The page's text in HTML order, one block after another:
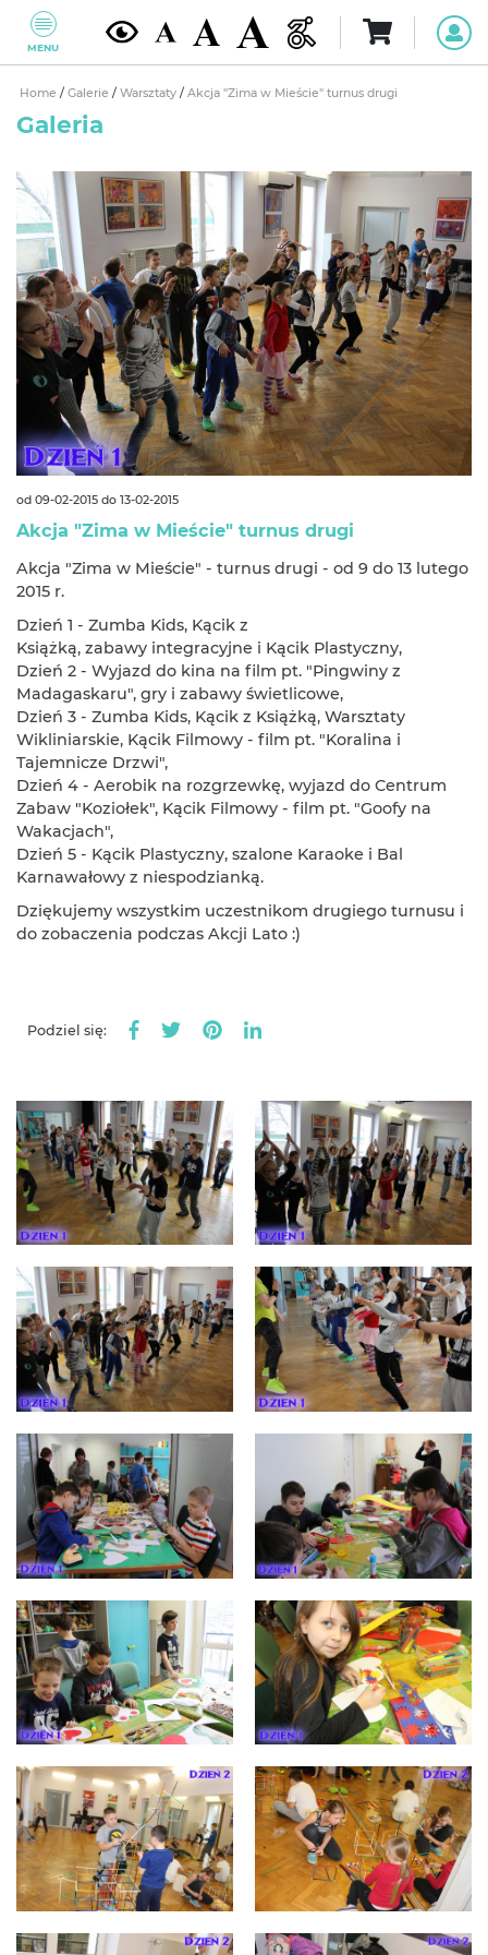
MENU
Home / Galerie / Warsztaty / Akcja "Zima w Mieście" turnus drugi
Galeria
od 09-02-2015 do 13-02-2015
Akcja "Zima w Mieście" turnus drugi
Akcja "Zima w Mieście" - turnus drugi - od 9 do 13 lutego
2015 r.
Dzień 1 - Zumba Kids, Kącik z
Książką, zabawy integracyjne i Kącik Plastyczny,
​Dzień 2 - Wyjazd do kina na film pt. "Pingwiny z
Madagaskaru", gry i zabawy świetlicowe,
Dzień 3 - Zumba Kids, Kącik z Książką, Warsztaty
Wikliniarskie, Kącik Filmowy - film pt. "Koralina i
Tajemnicze Drzwi",
Dzień 4 - Aerobik na rozgrzewkę, wyjazd do Centrum
Zabaw "Koziołek", Kącik Filmowy - film pt. "Goofy na
Wakacjach",
Dzień 5 - Kącik Plastyczny, szalone Karaoke i Bal
Karnawałowy z niespodzianką.
Dziękujemy wszystkim uczestnikom drugiego turnusu i
do zobaczenia podczas Akcji Lato :)
Podziel się: